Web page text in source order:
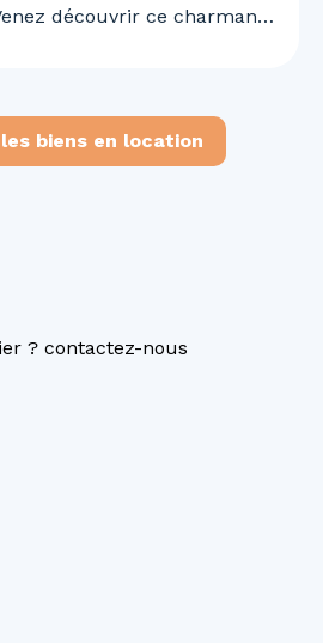
découvrir ce charmant
deux chambres, d’une
WC ainsi que d’une
et découvrir votre futur
biens en location